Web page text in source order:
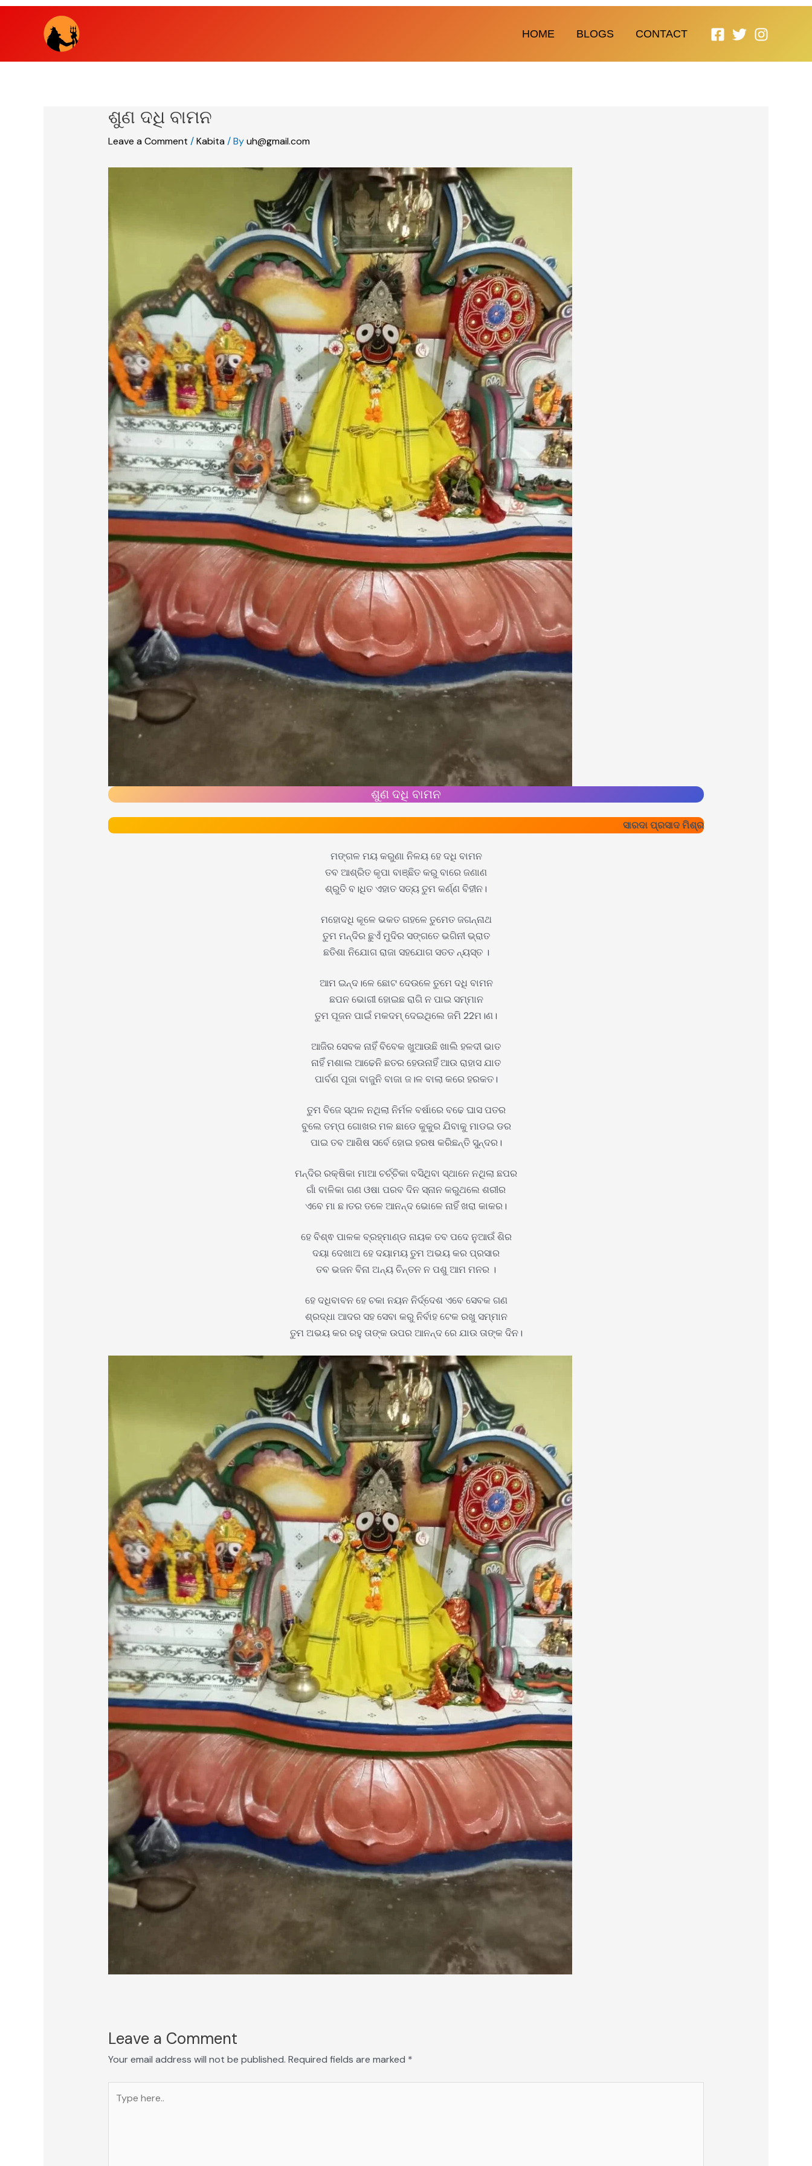
HOME BLOGS CONTACT
ଶୁଣ ଦଧି ବାମନ
Leave a Comment /Kabita / Byuh@gmail.com
ଶୁଣ ଦଧି ବାମନ
ସାରଦା ପ୍ରସାଦ ମିଶ୍ର
ମଙ୍ଗଳ ମୟ କରୁଣା ନିଳୟ ହେ ଦଧି ବାମନ
ତବ ଆଶ୍ରିତ କୃପା ବାଞ୍ଛିତ କରୁ ବାରେ ଜଣାଣ
ଶ୍ରୁତି ବ।ଧିତ ଏହାତ ସତ୍ୟ ତୁମ କର୍ଣ୍ଣ ବିହୀନ।
ମହୋଦଧି କୂଳେ ଭକତ ଗହଳେ ତୁମେତ ଜଗନ୍ନାଥ
ତୁମ ମନ୍ଦିର ଛୁଏଁ ମୁଦିର ସଙ୍ଗତେ ଭଗିନୀ ଭ୍ରାତ
ଛତିଶା ନିଯୋଗ ରାଜା ସହଯୋଗ ସତତ ନ୍ୟସ୍ତ ।
ଆମ ଇନ୍ଦ।ଳେ ଛୋଟ ଦେଉଳେ ତୁମେ ଦଧି ବାମନ
ଛପନ ଭୋଗୀ ହୋଇଛ ରାଗି ନ ପାଇ ସମ୍ମାନ
ତୁମ ପୂଜନ ପାଇଁ ମକଦମ୍ ଦେଇଥିଲେ ଜମି 22ମ।ଣ।
ଆଜିର ସେବକ ନାହିଁ ବିବେକ ଖୁଆଉଛି ଖାଲି ହଳଦୀ ଭାତ
ନାହିଁ ମଶାଲ ଆଢେନି ଛତର ହେଉନାହିଁ ଆଉ ରାହାସ ଯାତ
ପାର୍ବଣ ପୂଜା ବାଜୁନି ବାଜା ଜ।ଳ ବାଲା କରେ ହରକତ।
ତୁମ ବିଜେ ସ୍ଥଳ ନଥିଲା ନିର୍ମଳ ବର୍ଷାରେ ବଢେ ଘାସ ପତର
ବୁଲେ ତମ୍ପ ଗୋଖର ମଳ ଛାଡେ କୁକୁର ଯିବାକୁ ମାଡଇ ଡର
ପାଇ ତବ ଆଶିଷ ସର୍ବେ ହୋଇ ହରଷ କରିଛନ୍ତି ସୁନ୍ଦର।
ମନ୍ଦିର ରକ୍ଷିକା ମାଆ ଚର୍ଚ୍ଚିକା ବସିଥିବା ସ୍ଥାନେ ନଥିଲା ଛପର
ଗାଁ ବାଳିକା ଗଣ ଓଷା ପରବ ଦିନ ସ୍ନାନ କରୁଥଲେ ଶରୀର
ଏବେ ମା ଛ।ତର ତଳେ ଆନନ୍ଦ ଭୋଳେ ନାହିଁ ଖରା କାକର।
ହେ ବିଶ୍ଵ ପାଳକ ବ୍ରହ୍ମାଣ୍ଡ ନାୟକ ତବ ପଦେ ନୁଆଉଁ ଶିର
ଦୟା ଦେଖାଅ ହେ ଦୟାମୟ ତୁମ ଅଭୟ କର ପ୍ରସାର
ତବ ଭଜନ ବିନା ଅନ୍ୟ ଚିନ୍ତନ ନ ପଶୁ ଆମ ମନର ।
ହେ ଦଧିବାବନ ହେ ଚକା ନୟନ ନିର୍ଦ୍ଦେଶ ଏବେ ସେବକ ଗଣ
ଶ୍ରଦ୍ଧା ଆଦର ସହ ସେବା କରୁ ନିର୍ବାହ ଟେକ ରଖୁ ସମ୍ମାନ
ତୁମ ଅଭୟ କର ରହୁ ତାଙ୍କ ଉପର ଆନନ୍ଦ ରେ ଯାଉ ତାଙ୍କ ଦିନ।
Leave a Comment
Your email address will not be published. Required fields are marked *
here..